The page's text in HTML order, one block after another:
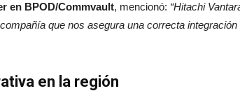
en BPOD/Commvault, mencionó: “Hitachi
que nos asegura una correcta
en la región